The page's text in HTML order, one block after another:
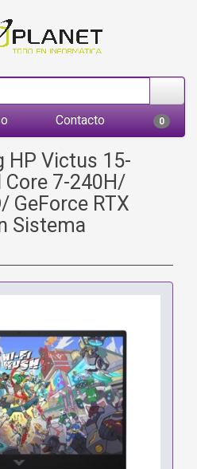
Contacto 0
HP Victus 15-
Core 7-240H/
GeForce RTX
Sistema